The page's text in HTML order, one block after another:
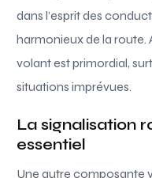
dans l’esprit des
harmonieux de la
volant est primordial,
situations imprévues.
La signalisation
essentiel
Une autre composante